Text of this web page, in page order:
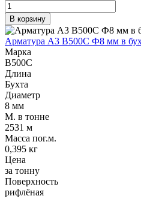
В корзину
Арматура А3 В500С Ф8 мм в
Марка
В500С
Длина
Бухта
Диаметр
8 мм
М. в тонне
2531 м
Масса пог.м.
0,395 кг
Цена
за тонну
Поверхность
рифлёная